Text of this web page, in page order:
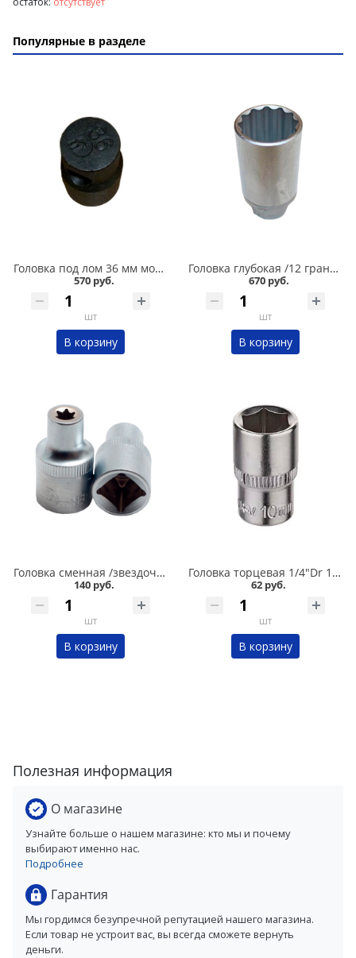
Популярные в разделе
Головка под лом 36 мм мощная в Кургане
570 руб.
шт
В корзину
Головка глубокая /12 граней/ 30 мм в Кургане
670 руб.
шт
В корзину
Головка сменная /звездочка/ Е8/1/2 Сервис ключ в Кургане
140 руб.
шт
В корзину
Головка торцевая 1/4"Dr 10 мм OBERKRAFT для трещетки в Кургане
62 руб.
шт
В корзину
Полезная информация
О магазине
Узнайте больше о нашем магазине: кто мы и почему
выбирают именно нас.
Подробнее
Гарантия
Мы гордимся безупречной репутацией нашего магазина.
Если товар не устроит вас, вы всегда сможете вернуть
деньги.